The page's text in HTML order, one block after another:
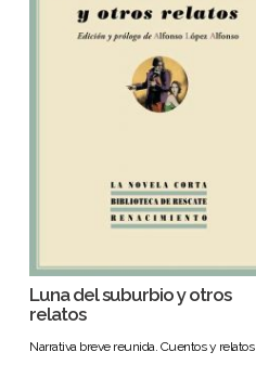
Luna del suburbio y otros
relatos
Narrativa breve reunida. Cuentos y relatos